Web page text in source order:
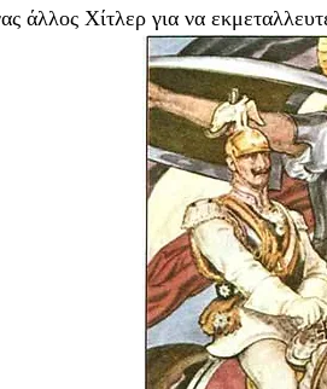
άλλος Χίτλερ για να